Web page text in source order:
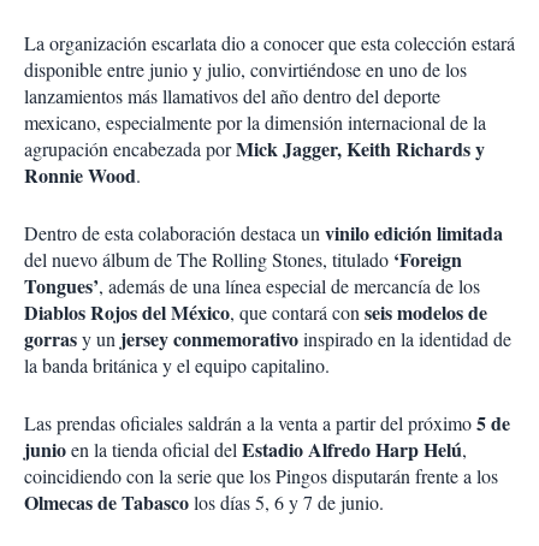
La organización escarlata dio a conocer que esta colección estará
disponible entre junio y julio, convirtiéndose en uno de los
lanzamientos más llamativos del año dentro del deporte
mexicano, especialmente por la dimensión internacional de la
agrupación encabezada porMick Jagger, Keith Richards y
Ronnie Wood.
Dentro de esta colaboración destaca unvinilo edición limitada
del nuevo álbum de The Rolling Stones, titulado ‘Foreign
Tongues’, además de una línea especial de mercancía de los
Diablos Rojos del México, que contará conseis modelos de
gorrasy un jersey conmemorativoinspirado en la identidad de
la banda británica y el equipo capitalino.
Las prendas oficiales saldrán a la venta a partir del próximo5 de
junioen la tienda oficial delEstadio Alfredo Harp Helú,
coincidiendo con la serie que los Pingos disputarán frente a los
Olmecas de Tabascolos días 5, 6 y 7 de junio.